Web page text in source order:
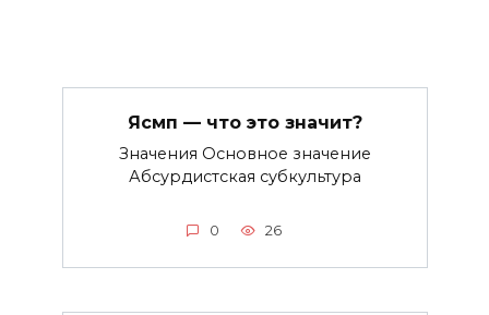
Ясмп — что это значит?
Значения Основное значение
Абсурдистская субкультура
0 26